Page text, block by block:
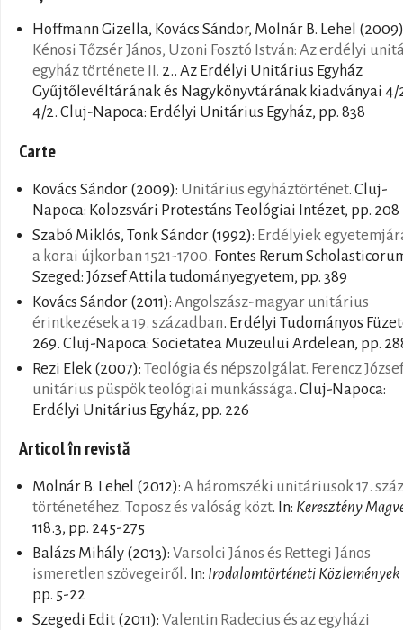
Hoffmann Gizella, Kovács Sándor, Molnár B. Lehel
Kénosi Tőzsér János, Uzoni Fosztó István: Az erdélyi
egyház története II. 2.. Az Erdélyi Unitárius Egyház
Gyűjtőlevéltárának és Nagykönyvtárának kiadványai 4/
4/2. Cluj-Napoca: Erdélyi Unitárius Egyház, pp. 838
Carte
Kovács Sándor (2009): Unitárius egyháztörténet. Cluj-
Napoca: Kolozsvári Protestáns Teológiai Intézet, pp. 208
Szabó Miklós, Tonk Sándor (1992): Erdélyiek
a korai újkorban 1521-1700. Fontes Rerum
Szeged: József Attila tudományegyetem, pp. 389
Kovács Sándor (2011): Angolszász-magyar unitárius
érintkezések a 19. században. Erdélyi Tudományos
269. Cluj-Napoca: Societatea Muzeului Ardelean, pp.
Rezi Elek (2007): Teológia és népszolgálat. Ferencz József
unitárius püspök teológiai munkássága. Cluj-Napoca:
Erdélyi Unitárius Egyház, pp. 226
Articol în revistă
Molnár B. Lehel (2012): A háromszéki unitáriusok 17.
történetéhez. Toposz és valóság közt. In: Keresztény
118.3, pp. 245-275
Balázs Mihály (2013): Varsolci János és Rettegi János
ismeretlen szövegeiről . In: Irodalomtörténeti Közlemények
pp. 5-22
Szegedi Edit (2011): Valentin Radecius és az egyházi